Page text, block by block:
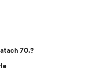
70.?